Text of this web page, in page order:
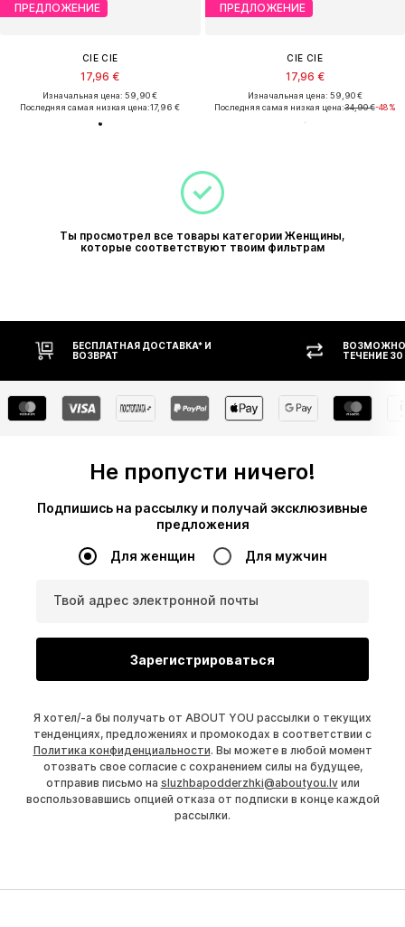
ПРЕДЛОЖЕНИЕ
CIE CIE
17,96 €
Изначальная цена: 59,90 €
Последняя самая низкая цена:17,96 €
ПРЕДЛОЖЕНИЕ
CIE CIE
17,96 €
Изначальная цена: 59,90 €
Последняя самая низкая цена:34,90 €-48%
Ты просмотрел все товары категории Женщины,
которые соответствуют твоим фильтрам
ВОЗМОЖНОСТЬ ВОЗВРАТА В
ТЕЧЕНИЕ 30 ДНЕЙ
Не пропусти ничего!
Подпишись на рассылку и получай эксклюзивные
предложения
Для женщин Для мужчин
Твой адрес электронной почты
Зарегистрироваться
Я хотел/-а бы получать от ABOUT YOU рассылки о текущих
тенденциях, предложениях и промокодах в соответствии с
Политика конфиденциальности. Вы можете в любой момент
отозвать свое согласие с сохранением силы на будущее,
отправив письмо на sluzhbapodderzhki@aboutyou.lvили
воспользовавшись опцией отказа от подписки в конце каждой
рассылки.